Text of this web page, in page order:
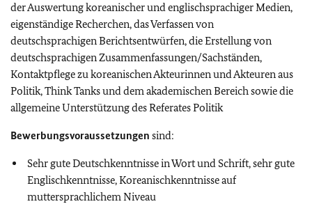
der Auswertung koreanischer und englischsprachiger Medien,
eigenständige Recherchen, das Verfassen von
deutschsprachigen Berichtsentwürfen, die Erstellung von
deutschsprachigen Zusammenfassungen/Sachständen,
Kontaktpflege zu koreanischen Akteurinnen und Akteuren aus
Politik, Think Tanks und dem akademischen Bereich sowie die
allgemeine Unterstützung des Referates Politik
Bewerbungsvoraussetzungen sind:
Sehr gute Deutschkenntnisse in Wort und Schrift, sehr gute
Englischkenntnisse, Koreanischkenntnisse auf
muttersprachlichem Niveau